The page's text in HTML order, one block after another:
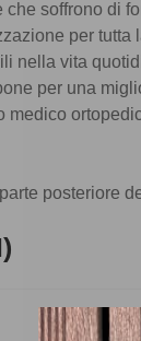
soffrono di
per
nella vita
per una
medico
posteriore